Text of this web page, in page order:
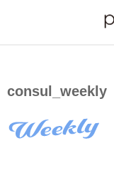
へ
キ
consul_weekly